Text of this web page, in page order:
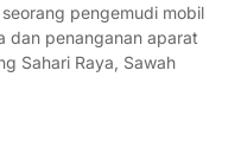
pengemudi mobil
dan penanganan aparat
Sahari Raya, Sawah